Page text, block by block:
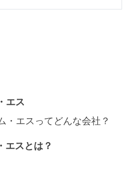
内禁煙
エス
・エスってどんな会社？
スとは？